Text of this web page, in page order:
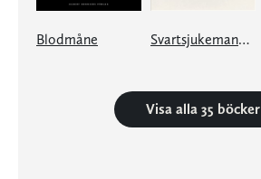
Blodmåne Svartsjukemannen och andra berättelser
Visa alla 35 böcker